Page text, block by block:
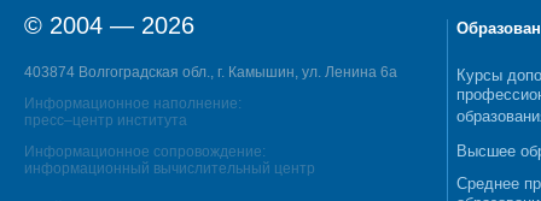
© 2004 — 2026
403874 Волгоградская обл., г. Камышин, ул. Ленина 6а
Информационное наполнение:
пресс–центр института
Информационное сопровождение:
информационный вычислительный центр
Курсы
Высшее
Среднее